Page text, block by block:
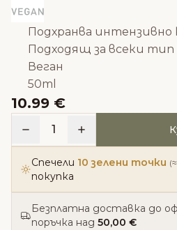
Подхранва интензивно
Подходящ за всеки тип
Веган
50ml
10.99 €
1
Спечели 10 зелени точки
покупка
Безплатна доставка до
поръчка над 50,00 €